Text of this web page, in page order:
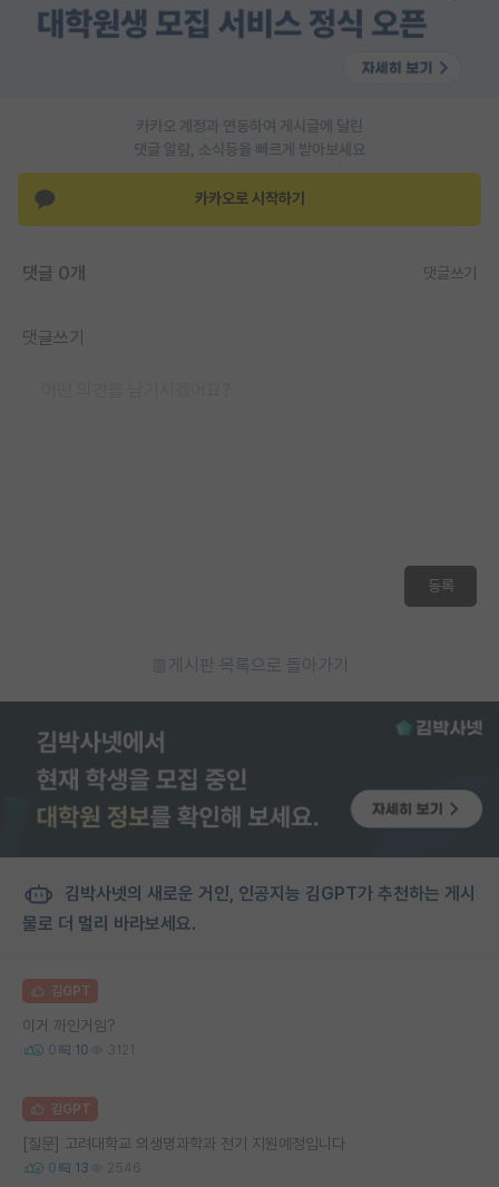
카카오 계정과 연동하여 게시글에 달린
댓글 알람, 소식등을 빠르게 받아보세요
카카오로 시작하기
댓글 0개 댓글쓰기
댓글쓰기
등록
게시판 목록으로 돌아가기
김박사넷의 새로운 거인, 인공지능 김GPT가 추천하는 게시
물로 더 멀리 바라보세요.
김GPT
이거 까인거임?
0 10 3121
김GPT
[질문] 고려대학교 의생명과학과 전기 지원예정입니다
0 13 2546